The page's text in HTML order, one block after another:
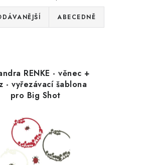
ABECEDNĚ
RENKE - věnec +
- vyřezávací šablona
pro Big Shot